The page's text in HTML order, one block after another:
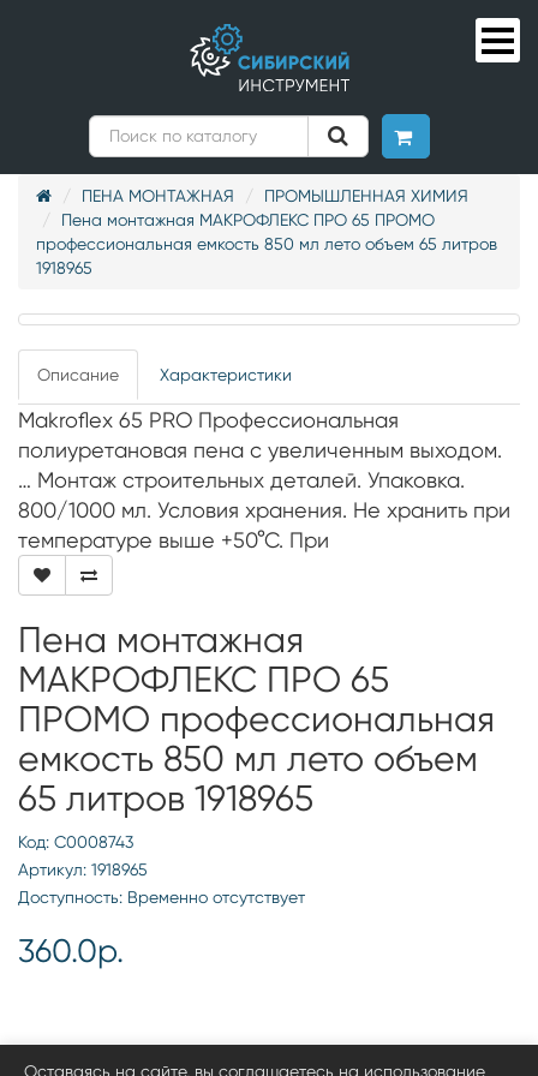
ПЕНА МОНТАЖНАЯ
ПРОМЫШЛЕННАЯ ХИМИЯ
Пена монтажная МАКРОФЛЕКС ПРО 65 ПРОМО
профессиональная емкость 850 мл лето объем 65 литров
1918965
Описание Характеристики
Makroflex 65 PRO Профессиональная
полиуретановая пена с увеличенным выходом.
… Монтаж строительных деталей. Упаковка.
800/1000 мл. Условия хранения. Не хранить при
температуре выше +50°С. При
Пена монтажная
МАКРОФЛЕКС ПРО 65
ПРОМО профессиональная
емкость 850 мл лето объем
65 литров 1918965
Код: С0008743
Артикул: 1918965
Доступность: Временно отсутствует
360.0р.
Оставаясь на сайте, вы соглашаетесь на использование